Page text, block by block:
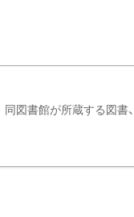
図書館が所蔵する図書